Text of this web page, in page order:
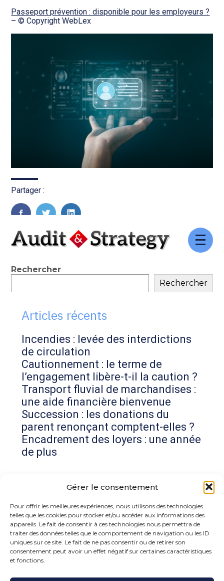
Gérer le consentement
Pour offrir les meilleures expériences, nous utilisons des technologies
telles que les cookies pour stocker et/ou accéder aux informations des
appareils. Le fait de consentir à ces technologies nous permettra de
traiter des données telles que le comportement de navigation ou les ID
uniques sur ce site. Le fait de ne pas consentir ou de retirer son
consentement peut avoir un effet négatif sur certaines caractéristiques
et fonctions.
Aller
Passeport prévention : disponible pour les employeurs ?
– © Copyright WebLex
Partager :
Blog
sidebar
Rechercher
Rechercher
Articles récents
Incendies : levée des interdictions
de circulation
Cautionnement : le terme de
l’engagement libère-t-il la caution ?
Transport fluvial de marchandises :
une aide financière bienvenue
Succession : les donations du
parent renonçant comptent-elles ?
Encadrement des loyers : une année
de plus
Commentaires récents
Aucun commentaire à afficher.